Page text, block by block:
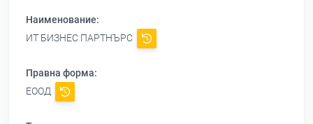
Наименование:
ИТ БИЗНЕС ПАРТНЪРС
Правна форма:
ЕООД